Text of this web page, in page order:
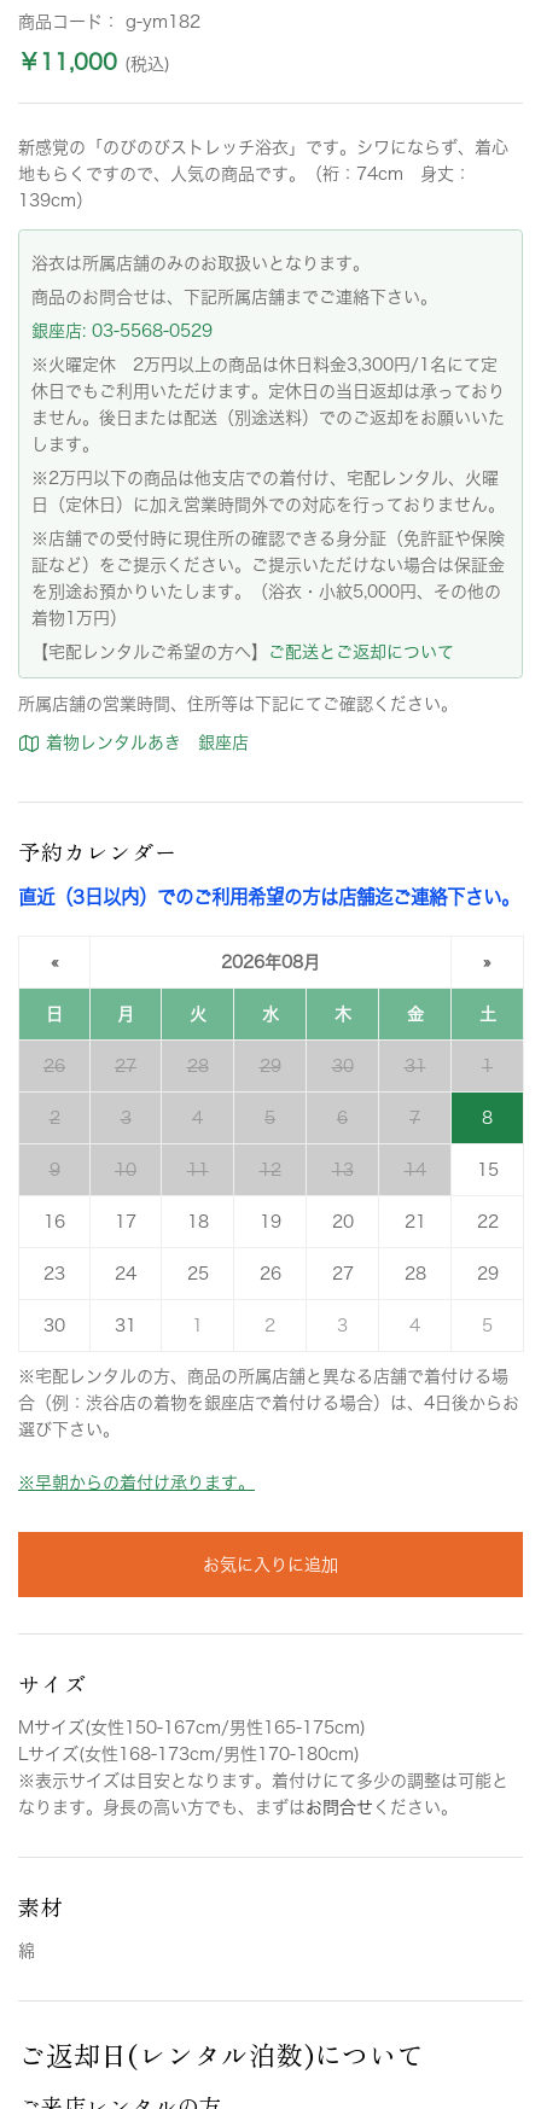
商品コード： g-ym182
￥11,000 (税込)
新感覚の「のびのびストレッチ浴衣」です。シワにならず、着心
地もらくですので、人気の商品です。（裄：74cm 身丈：
139cm）
浴衣は所属店舗のみのお取扱いとなります。
商品のお問合せは、下記所属店舗までご連絡下さい。
銀座店: 03-5568-0529
※火曜定休 2万円以上の商品は休日料金3,300円/1名にて定
休日でもご利用いただけます。定休日の当日返却は承っており
ません。後日または配送（別途送料）でのご返却をお願いいた
します。
※2万円以下の商品は他支店での着付け、宅配レンタル、火曜
日（定休日）に加え営業時間外での対応を行っておりません。
※店舗での受付時に現住所の確認できる身分証（免許証や保険
証など）をご提示ください。ご提示いただけない場合は保証金
を別途お預かりいたします。（浴衣・小紋5,000円、その他の
着物1万円）
【宅配レンタルご希望の方へ】
ご配送とご返却について
所属店舗の営業時間、住所等は下記にてご確認ください。
着物レンタルあき 銀座店
予約カレンダー
直近（3日以内）でのご利用希望の方は店舗迄ご連絡下さい。
« 2026年08月 »
日 月 火 水 木 金 土
26 27 28 29 30 31 1
2 3 4 5 6 7 8
9 10 11 12 13 14 15
16 17 18 19 20 21 22
23 24 25 26 27 28 29
30 31 2 3 4 5
※宅配レンタルの方、商品の所属店舗と異なる店舗で着付ける場
合（例：渋谷店の着物を銀座店で着付ける場合）は、4日後からお
選び下さい。
※早朝からの着付け承ります。
お気に入りに追加
サイズ
Mサイズ(女性150-167cm/男性165-175cm)
Lサイズ(女性168-173cm/男性170-180cm)
※表示サイズは目安となります。着付けにて多少の調整は可能と
なります。身長の高い方でも、まずはお問合せ ください。
素材
綿
ご返却日(レンタル泊数)について